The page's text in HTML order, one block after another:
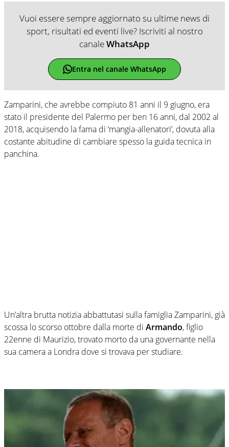
Vuoi essere sempre aggiornato su ultime news di
sport, risultati ed eventi live? Iscriviti al nostro
canaleWhatsApp
Entra nel canale WhatsApp
Zamparini, che avrebbe compiuto 81 anni il 9 giugno, era
stato il presidente del Palermo per ben 16 anni, dal 2002 al
2018, acquisendo la fama di ‘mangia-allenatori’, dovuta alla
costante abitudine di cambiare spesso la guida tecnica in
panchina.
Un’altra brutta notizia abbattutasi sulla famiglia Zamparini, già
scossa lo scorso ottobre dalla morte di Armando, figlio
22enne di Maurizio, trovato morto da una governante nella
sua camera a Londra dove si trovava per studiare.